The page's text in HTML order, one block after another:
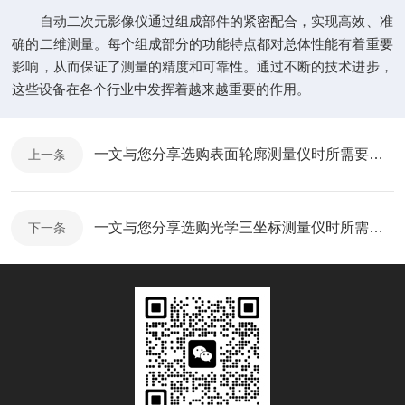
自动二次元影像仪通过组成部件的紧密配合，实现高效、准
确的二维测量。每个组成部分的功能特点都对总体性能有着重要
影响，从而保证了测量的精度和可靠性。通过不断的技术进步，
这些设备在各个行业中发挥着越来越重要的作用。
上一条 一文与您分享选购表面轮廓测量仪时所需要考虑的关键因素
下一条 一文与您分享选购光学三坐标测量仪时所需要考虑的关键因素